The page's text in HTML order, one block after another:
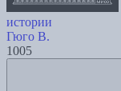
истории
Гюго В.
1005